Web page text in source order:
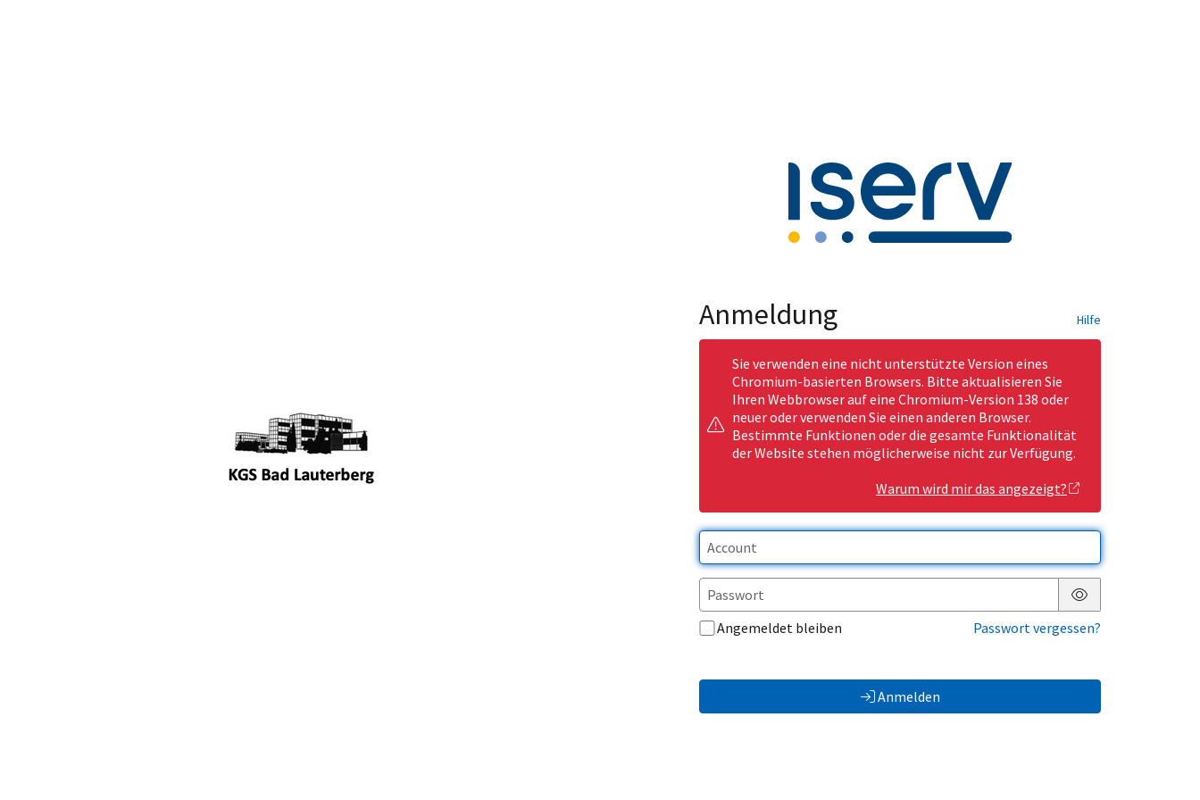
Anmeldung Hilfe
Sie verwenden eine nicht unterstützte Version eines
Chromium-basierten Browsers. Bitte aktualisieren Sie
Ihren Webbrowser auf eine Chromium-Version 138 oder
neuer oder verwenden Sie einen anderen Browser.
Bestimmte Funktionen oder die gesamte Funktionalität
der Website stehen möglicherweise nicht zur Verfügung.
Warum wird mir das angezeigt?
Passwort anzeigen
Angemeldet bleiben
Passwort vergessen?
Anmelden